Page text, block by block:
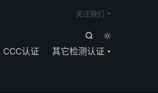


CCC认证 其它检测认证
关注我们